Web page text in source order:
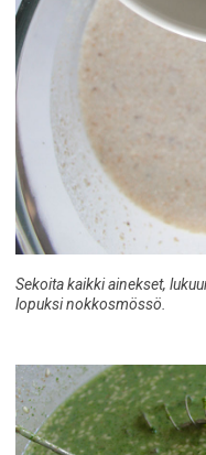
Sekoita kaikki ainekset,
lopuksi nokkosmössö.